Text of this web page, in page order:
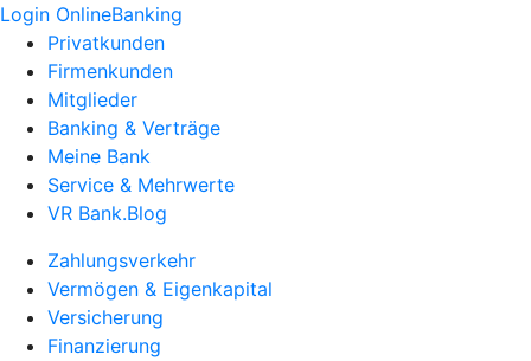
Login OnlineBanking
Privatkunden
Firmenkunden
Mitglieder
Banking & Verträge
Meine Bank
Service & Mehrwerte
VR Bank.Blog
Zahlungsverkehr
Vermögen & Eigenkapital
Versicherung
Finanzierung